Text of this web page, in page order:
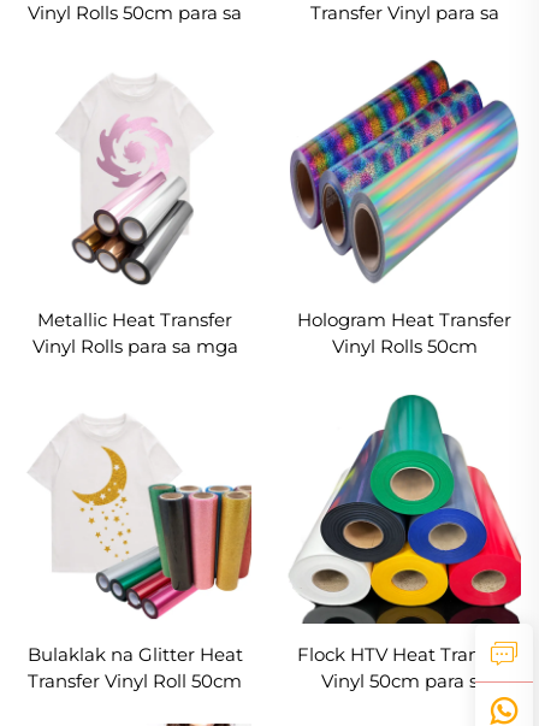
Vinyl Rolls 50cm para sa
Transfer Vinyl para sa
Metallic Heat Transfer
Vinyl Rolls para sa mga
Hologram Heat Transfer
Vinyl Rolls 50cm
Bulaklak na Glitter Heat
Transfer Vinyl Roll 50cm
Flock HTV Heat Transfer
Vinyl 50cm para sa